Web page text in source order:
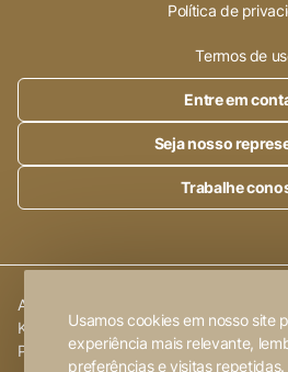
Usamos cookies em nosso site
experiência mais relevante,
preferências e visitas
Política de
Termos de
Entre em
Seja nosso
Trabalhe
Alleanza Cerâmica | CNPJ.:
Km 101,6
Porto Ferreira-SP